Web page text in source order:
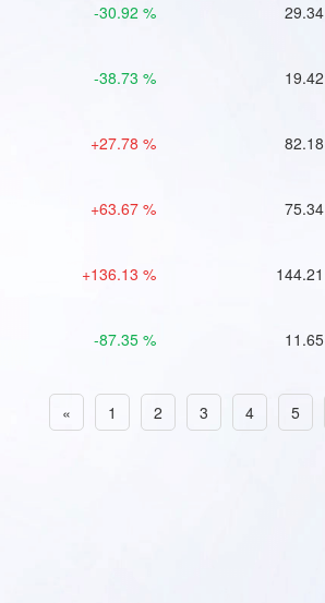
-30.92 % 29.34
-38.73 % 19.42
+27.78 % 82.18
+63.67 % 75.34
+136.13 % 144.21
-87.35 % 11.65
« 1 2 3 4 5